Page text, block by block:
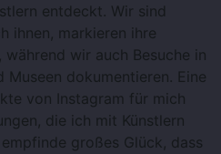
entdeckt. Wir sind
ihnen, markieren ihre
wir auch Besuche in
Museen dokumentieren. Eine
von Instagram für mich
die ich mit Künstlern
großes Glück, dass